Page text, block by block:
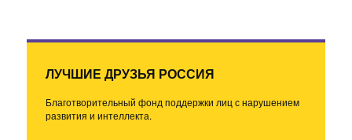
ЛУЧШИЕ ДРУЗЬЯ РОССИЯ
Благотворительный фонд поддержки лиц с нарушением
развития и интеллекта.